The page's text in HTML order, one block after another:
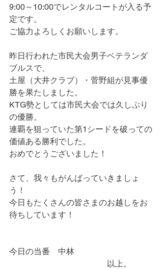
9:00～10:00でレンタルコートが入る予
定です。
ご協力よろしくお願いします。
昨日行われた市民大会男子ベテランダ
ブルスで、
土屋（大井クラブ）・菅野組が見事優
勝を果たしました。
KTG勢としては市民大会では久しぶり
の優勝。
連覇を狙っていた第1シードを破っての
価値ある勝利でした。
おめでとうございました！
さて、我々もがんばっていきましょ
う！
今日もたくさんの皆さまのお越しをお
待ちしています！
今日の当番　中林
以上。